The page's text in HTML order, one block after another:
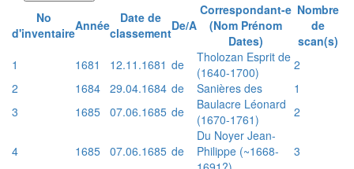
No
d'inventaireAnnée
Date de
classementDe/A
Correspondant-e
(Nom Prénom
Dates)
Nombre
de
scan(s)
1
1681 12.11.1681 de
Tholozan Esprit de
(1640-1700)
2
2
1684 29.04.1684 de Sanières des
1
3
1685 07.06.1685 de
Baulacre Léonard
(1670-1761)
2
4 1685 07.06.1685 de
Du Noyer Jean-
Philippe (~1668-
3